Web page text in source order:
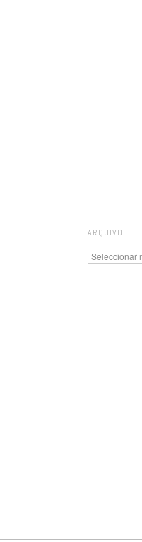
ARQUIVO
Arquivo